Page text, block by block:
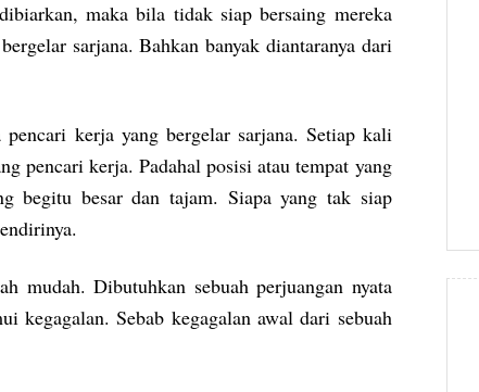
maka bila tidak siap bersaing mereka
sarjana. Bahkan banyak diantaranya dari
kerja yang bergelar sarjana. Setiap kali
pencari kerja. Padahal posisi atau tempat yang
begitu besar dan tajam. Siapa yang tak siap
mudah. Dibutuhkan sebuah perjuangan nyata
kegagalan. Sebab kegagalan awal dari sebuah